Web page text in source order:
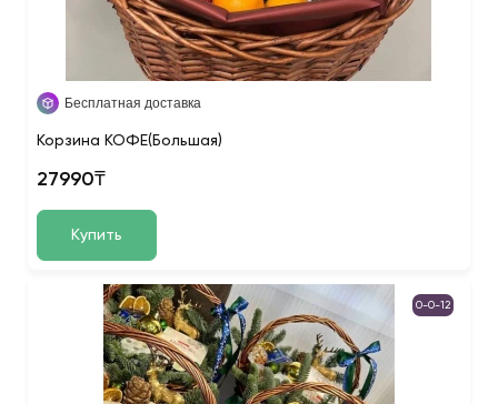
Бесплатная доставка
Корзина КОФЕ(Большая)
27990₸
Купить
0-0-12